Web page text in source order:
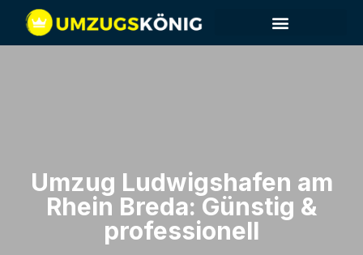
Umzug Ludwigshafen am
Rhein​ Breda: Günstig &
professionell​